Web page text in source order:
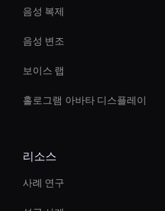
음성 복제
음성 변조
보이스 랩
홀로그램 아바타 디스플레이
리소스
사례 연구